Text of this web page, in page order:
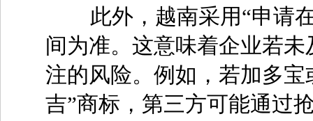
此外，越南采用“申请在
间为准。这意味着企业若
注的风险。例如，若加多
吉”商标，第三方可能通过